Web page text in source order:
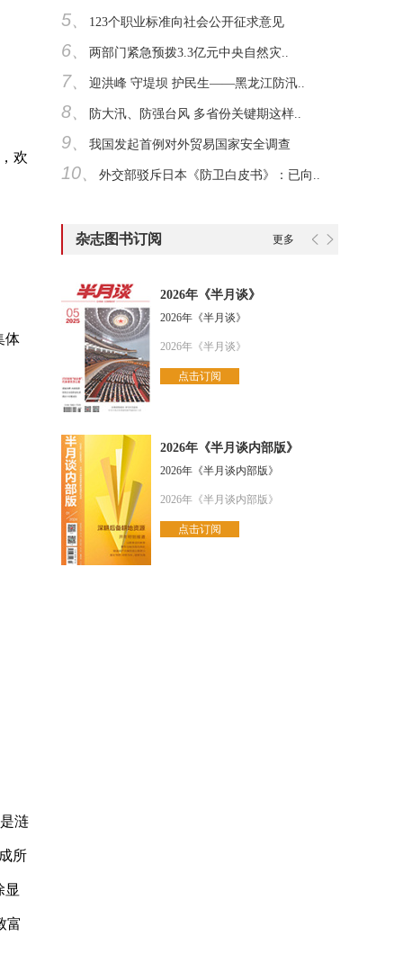
欢
体
涟
所
显
富
5、 123个职业标准向社会公开征求意见
6、 两部门紧急预拨3.3亿元中央自然灾..
7、 迎洪峰 守堤坝 护民生——黑龙江防汛..
8、 防大汛、防强台风 多省份关键期这样..
9、 我国发起首例对外贸易国家安全调查
10、 外交部驳斥日本《防卫白皮书》：已向..
杂志图书订阅 更多
2026年《半月谈》
2026年《半月谈》
2026年《半月谈》
点击订阅
2026年《半月谈内部版》
2026年《半月谈内部版》
2026年《半月谈内部版》
点击订阅